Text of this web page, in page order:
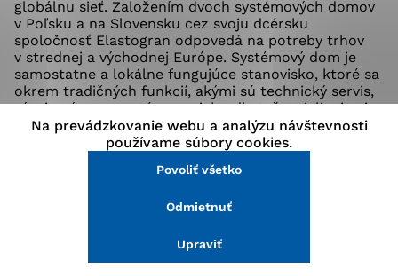
globálnu sieť. Založením dvoch systémových domov
v Poľsku a na Slovensku cez svoju dcérsku
spoločnosť Elastogran odpovedá na potreby trhov
v strednej a východnej Európe. Systémový dom je
samostatne a lokálne fungujúce stanovisko, ktoré sa
okrem tradičných funkcií, akými sú technický servis,
vývoj, príprava systémov a ich odbyt, špecializuje aj
na poradenstvo a starostlivosť o zákazníkov.
Spoločnosť BASF má vo svete viac ako 30
Na Slovensku je spoločnosť aktívna už niekoľko
Slovensku 134 zamestnancov a dosiahla obrat vo
Na prevádzkovanie webu a analýzu návštevnosti
používame súbory cookies.
Povoliť všetko
Odmietnuť
Upraviť
Analytické cookies pomáhajú prevádzkovateľovi stránok
pochopiť, ako návštevníci stránok stránku používajú,
aby mohol stránky optimalizovať a ponúknuť im lepšiu
skúsenosť. Všetky dáta sa zbierajú anonymne a nie je
možné ich spojiť s konkrétnou osobou.
Povoliť všetko
Uložiť nastavenia
Viac informácií